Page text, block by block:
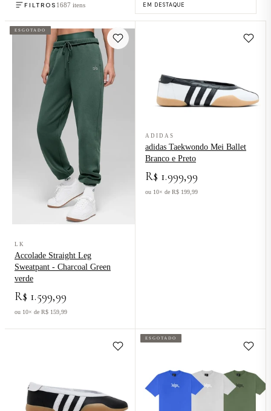
FILTROS 1687 itens
ESGOTADO
LK
Accolade Straight Leg
Sweatpant - Charcoal Green
verde
R$ 1.599,99
ou 10× de R$ 159,99
ADIDAS
adidas Taekwondo Mei Ballet
Branco e Preto
R$ 1.999,99
ou 10× de R$ 199,99
ESGOTADO